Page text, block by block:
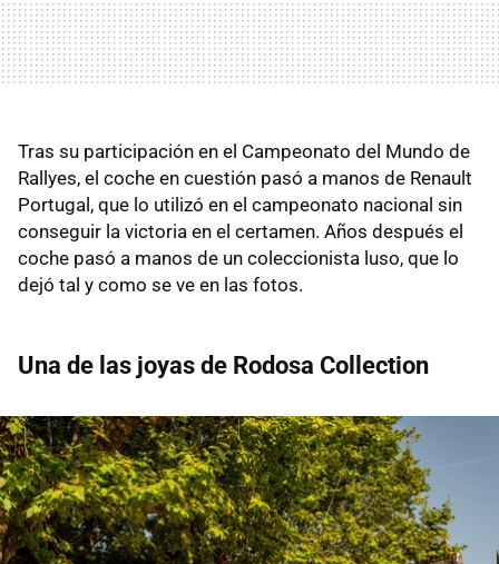
Tras su participación en el Campeonato del Mundo de
Rallyes, el coche en cuestión pasó a manos de Renault
Portugal, que lo utilizó en el campeonato nacional sin
conseguir la victoria en el certamen. Años después el
coche pasó a manos de un coleccionista luso, que lo
dejó tal y como se ve en las fotos.
Una de las joyas de Rodosa Collection